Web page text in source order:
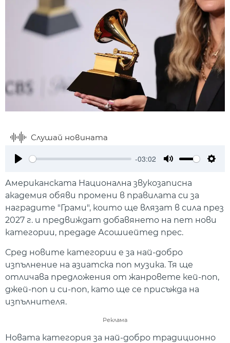
Слушай новината
-03:02
Американската Национална звукозаписна
академия обяви промени в правилата си за
наградите "Грами", които ще влязат в сила през
2027 г. и предвиждат добавянето на пет нови
категории, предаде Асошиейтед прес.
Сред новите категории е за най-добро
изпълнение на азиатска поп музика. Тя ще
отличава предложения от жанровете кей-поп,
джей-поп и си-поп, като ще се присъжда на
изпълнителя.
Реклама
Новата категория за най-добро традиционно